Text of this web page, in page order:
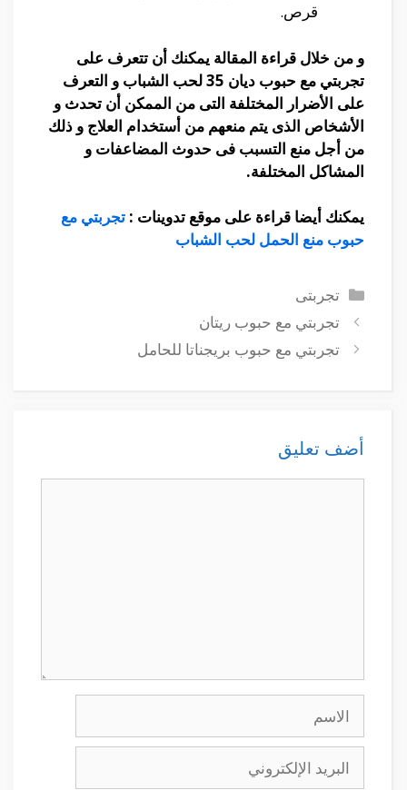
قرص.
و من خلال قراءة المقالة يمكنك أن تتعرف على
تجربتي مع حبوب ديان 35 لحب الشباب و التعرف
على الأضرار المختلفة التى من الممكن أن تحدث و
الأشخاص الذى يتم منعهم من أستخدام العلاج و ذلك
من أجل منع التسبب فى حدوث المضاعفات و
المشاكل المختلفة.
يمكنك أيضا قراءة على موقع تدوينات : تجربتي مع
حبوب منع الحمل لحب الشباب
التصنيفات
تجربتى
تجربتي مع حبوب ريتان
تجربتي مع حبوب بريجناتا للحامل
أضف تعليق
الاسم
البريد
الإلكتروني